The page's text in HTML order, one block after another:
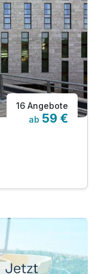
16 Angebote
ab 59 €